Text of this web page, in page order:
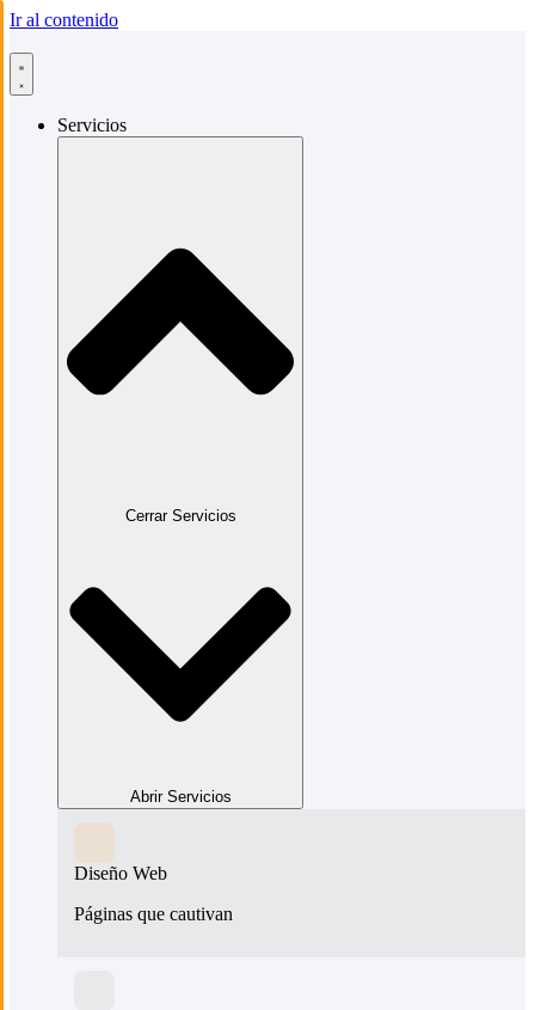
Ir al contenido
Servicios
Cerrar Servicios
Abrir Servicios
Diseño Web
Páginas que cautivan